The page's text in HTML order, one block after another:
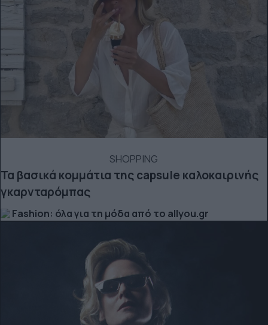
SHOPPING
Τα βασικά κομμάτια της capsule καλοκαιρινής
γκαρνταρόμπας
Fashion: όλα για τη μόδα από το allyou.gr